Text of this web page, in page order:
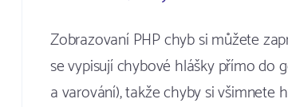
Zobrazovaní PHP chyb si můžete
se vypisují chybové hlášky přímo do
a varování), takže chyby si všimnete